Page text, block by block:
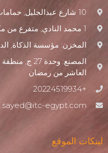
10 شارع عبدالجليل, حمامات القبة, القاهرة, مصر
1 محمد النادي, متفرع من مكرم عبيد, مدينة نصر
المخزن: مؤسسة الذكاة,
المصنع:
العاشر من رمضان
+20224519934
egypt.com
لينكات الموقع